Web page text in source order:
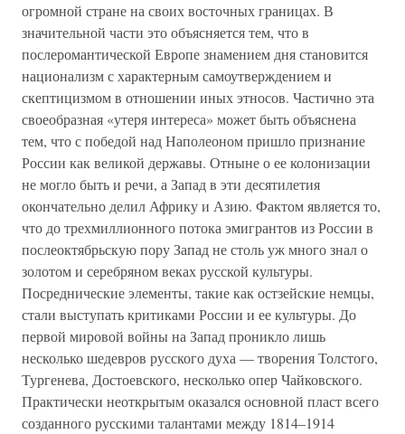
огромной стране на своих восточных границах. В
значительной части это объясняется тем, что в
послеромантической Европе знамением дня становится
национализм с характерным самоутверждением и
скептицизмом в отношении иных этносов. Частично эта
своеобразная «утеря интереса» может быть объяснена
тем, что с победой над Наполеоном пришло признание
России как великой державы. Отныне о ее колонизации
не могло быть и речи, а Запад в эти десятилетия
окончательно делил Африку и Азию. Фактом является то,
что до трехмиллионного потока эмигрантов из России в
послеоктябрьскую пору Запад не столь уж много знал о
золотом и серебряном веках русской культуры.
Посреднические элементы, такие как остзейские немцы,
стали выступать критиками России и ее культуры. До
первой мировой войны на Запад проникло лишь
несколько шедевров русского духа — творения Толстого,
Тургенева, Достоевского, несколько опер Чайковского.
Практически неоткрытым оказался основной пласт всего
созданного русскими талантами между 1814–1914